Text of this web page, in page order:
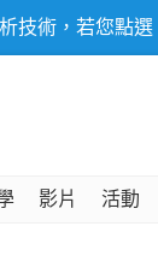
技術，若您點
影片 活動